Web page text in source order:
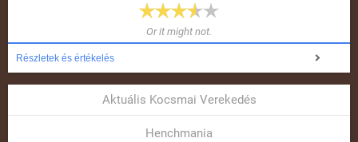
Or it might not.
Részletek és értékelés
Aktuális Kocsmai Verekedés
Henchmania